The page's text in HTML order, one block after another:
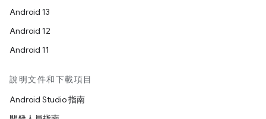
Android 13
Android 12
Android 11
說明文件和下載項目
Android Studio 指南